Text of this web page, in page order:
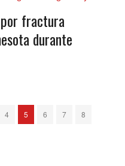
por fractura
durante
4 5 6 7
8